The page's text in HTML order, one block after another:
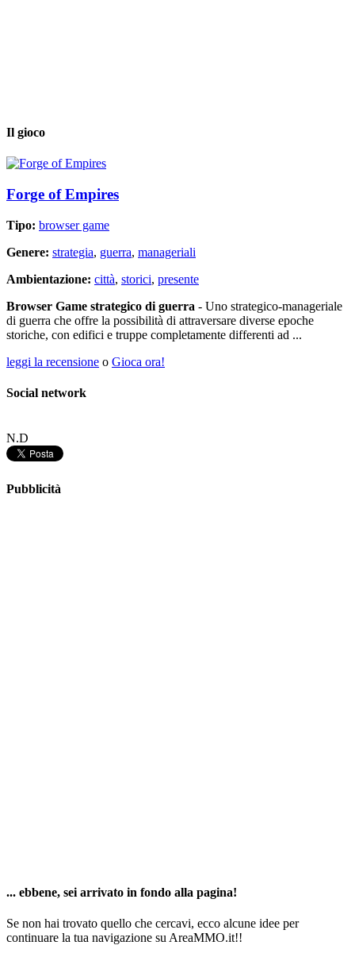
Il gioco
Forge of Empires
Tipo: browser game
Genere: strategia, guerra, manageriali
Ambientazione: città, storici, presente
Browser Game strategico di guerra - Uno strategico-manageriale
di guerra che offre la possibilità di attraversare diverse epoche
storiche, con edifici e truppe completamente differenti ad ...
leggi la recensione o Gioca ora!
Social network
N.D
Pubblicità
... ebbene, sei arrivato in fondo alla pagina!
Se non hai trovato quello che cercavi, ecco alcune idee per
continuare la tua navigazione su AreaMMO.it!!